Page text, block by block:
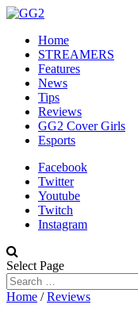
Home
STREAMERS
Features
News
Tips
Reviews
GG2 Cover Girls
Esports
Facebook
Twitter
Youtube
Twitch
Instagram
Select Page
Home /Reviews